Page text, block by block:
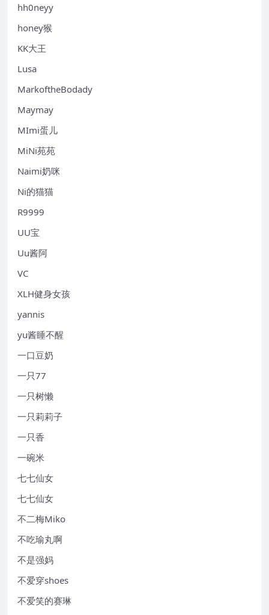
hh0neyy
honey猴
KK大王
Lusa
MarkoftheBodady
Maymay
MImi蛋儿
MiNi苑苑
Naimi奶咪
Ni的猫猫
R9999
UU宝
Uu酱阿
VC
XLH健身女孩
yannis
yu酱睡不醒
一口豆奶
一只77
一只树懒
一只莉莉子
一只香
一碗米
七七仙女
七七仙女
不二梅Miko
不吃瑜丸啊
不是强妈
不爱穿shoes
不爱笑的赛琳